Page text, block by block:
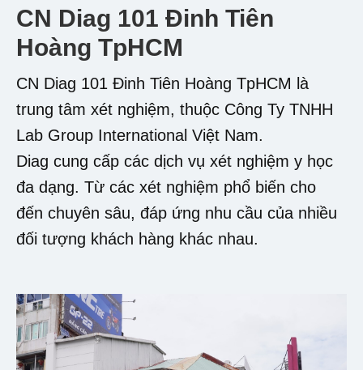
CN Diag 101 Đinh Tiên
Hoàng TpHCM
CN Diag 101 Đinh Tiên Hoàng TpHCM là
trung tâm xét nghiệm, thuộc Công Ty TNHH
Lab Group International Việt Nam.
Diag cung cấp các dịch vụ xét nghiệm y học
đa dạng. Từ các xét nghiệm phổ biến cho
đến chuyên sâu, đáp ứng nhu cầu của nhiều
đối tượng khách hàng khác nhau.